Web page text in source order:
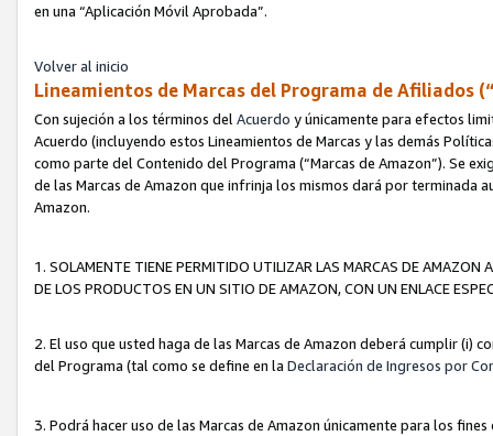
en una “Aplicación Móvil Aprobada”.
Volver al inicio
Lineamientos de Marcas del Programa de Afiliados
Con sujeción a los términos del Acuerdo y únicamente para efectos
Acuerdo (incluyendo estos Lineamientos de Marcas y las demás
como parte del Contenido del Programa (“Marcas de Amazon”). Se
de las Marcas de Amazon que infrinja los mismos dará por terminada
Amazon.
1. SOLAMENTE TIENE PERMITIDO UTILIZAR LAS MARCAS DE
DE LOS PRODUCTOS EN UN SITIO DE AMAZON, CON UN ENLACE
2. El uso que usted haga de las Marcas de Amazon deberá cumplir (i)
del Programa (tal como se define en la Declaración de Ingresos por
3. Podrá hacer uso de las Marcas de Amazon únicamente para los